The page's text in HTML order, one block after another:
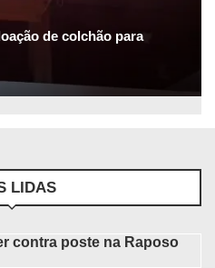
de colchão para
LIDAS
contra poste na Raposo